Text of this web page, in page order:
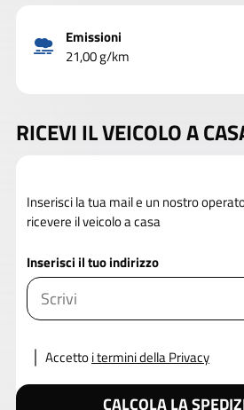
Emissioni
21,00 g/km
RICEVI IL VEICOLO A
Inserisci la tua mail e un nostro
ricevere il veicolo a casa
Inserisci il tuo indirizzo
Accettoi termini della Privacy
CALCOLA LA